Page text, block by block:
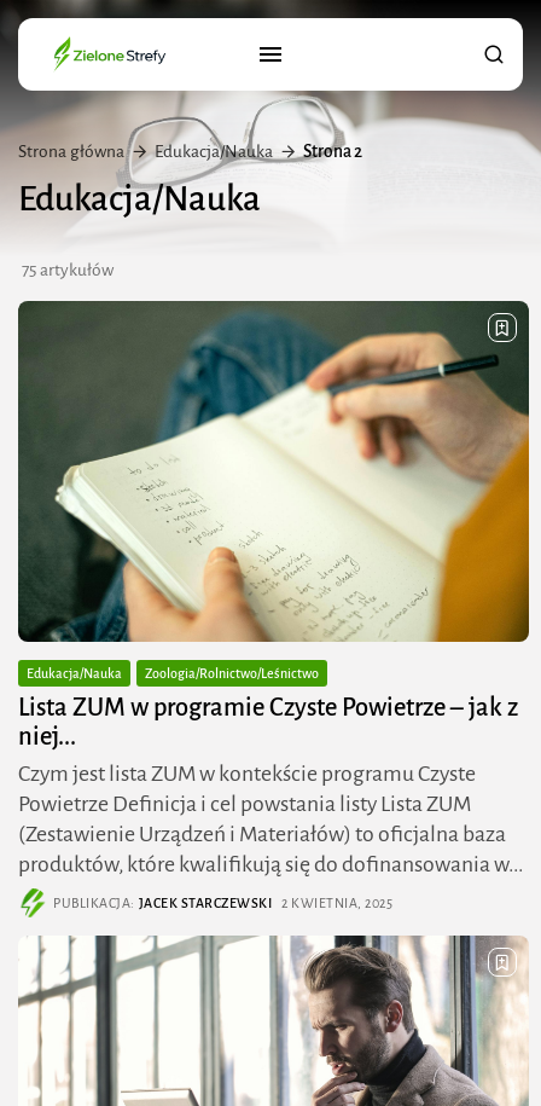
Strona główna Edukacja/Nauka Strona 2
Edukacja/Nauka
75 artykułów
Edukacja/Nauka Zoologia/Rolnictwo/Leśnictwo
Lista ZUM w programie Czyste Powietrze – jak z
niej...
Czym jest lista ZUM w kontekście programu Czyste
Powietrze Definicja i cel powstania listy Lista ZUM
(Zestawienie Urządzeń i Materiałów) to oficjalna baza
produktów, które kwalifikują się do dofinansowania w...
PUBLIKACJA: JACEK STARCZEWSKI 2 KWIETNIA, 2025